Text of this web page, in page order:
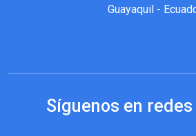
Guayaquil -
Síguenos en